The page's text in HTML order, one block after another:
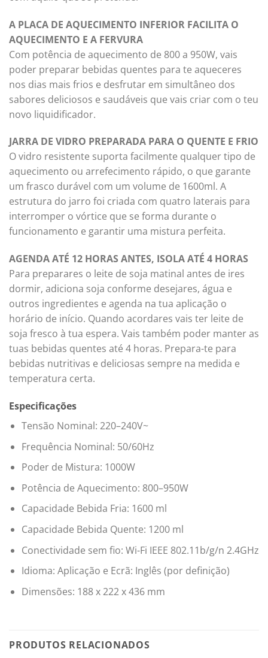
A PLACA DE AQUECIMENTO INFERIOR FACILITA O
AQUECIMENTO E A FERVURA
Com potência de aquecimento de 800 a 950W, vais
poder preparar bebidas quentes para te aqueceres
nos dias mais frios e desfrutar em simultâneo dos
sabores deliciosos e saudáveis que vais criar com o teu
novo liquidificador.
JARRA DE VIDRO PREPARADA PARA O QUENTE E FRIO
O vidro resistente suporta facilmente qualquer tipo de
aquecimento ou arrefecimento rápido, o que garante
um frasco durável com um volume de 1600ml. A
estrutura do jarro foi criada com quatro laterais para
interromper o vórtice que se forma durante o
funcionamento e garantir uma mistura perfeita.
AGENDA ATÉ 12 HORAS ANTES, ISOLA ATÉ 4 HORAS
Para preparares o leite de soja matinal antes de ires
dormir, adiciona soja conforme desejares, água e
outros ingredientes e agenda na tua aplicação o
horário de início. Quando acordares vais ter leite de
soja fresco à tua espera. Vais também poder manter as
tuas bebidas quentes até 4 horas. Prepara-te para
bebidas nutritivas e deliciosas sempre na medida e
temperatura certa.
Especificações
Tensão Nominal: 220–240V~
Frequência Nominal: 50/60Hz
Poder de Mistura: 1000W
Potência de Aquecimento: 800–950W
Capacidade Bebida Fria: 1600 ml
Capacidade Bebida Quente: 1200 ml
Conectividade sem fio: Wi-Fi IEEE 802.11b/g/n 2.4GHz
Idioma: Aplicação e Ecrã: Inglês (por definição)
Dimensões: 188 x 222 x 436 mm
PRODUTOS RELACIONADOS